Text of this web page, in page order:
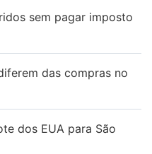
sem pagar imposto
das compras no
dos EUA para São